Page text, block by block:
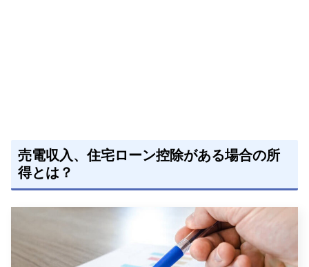
売電収入、住宅ローン控除がある場合の所
得とは？